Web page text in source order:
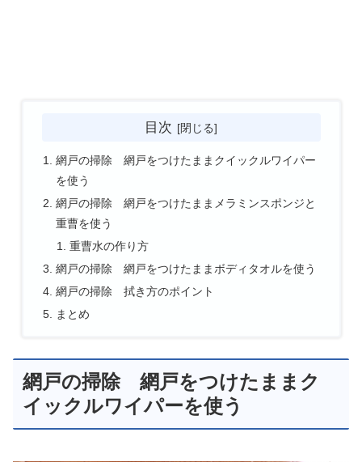
目次
網戸の掃除 網戸をつけたままクイックルワイパー
を使う
網戸の掃除 網戸をつけたままメラミンスポンジと
重曹を使う
重曹水の作り方
網戸の掃除 網戸をつけたままボディタオルを使う
網戸の掃除 拭き方のポイント
まとめ
網戸の掃除 網戸をつけたままク
イックルワイパーを使う